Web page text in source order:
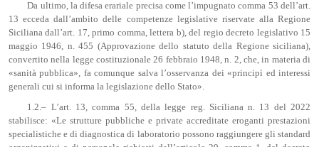
Da ultimo, la difesa erariale precisa come l’impugnato comma 53 dell’art.
13 ecceda dall’ambito delle competenze legislative riservate alla Regione
Siciliana dall’art. 17, primo comma, lettera b), del regio decreto legislativo 15
maggio 1946, n. 455 (Approvazione dello statuto della Regione siciliana),
convertito nella legge costituzionale 26 febbraio 1948, n. 2, che, in materia di
«sanità pubblica», fa comunque salva l’osservanza dei «principì ed interessi
generali cui si informa la legislazione dello Stato».
1.2.– L’art. 13, comma 55, della legge reg. Siciliana n. 13 del 2022
stabilisce: «Le strutture pubbliche e private accreditate eroganti prestazioni
specialistiche e di diagnostica di laboratorio possono raggiungere gli standard